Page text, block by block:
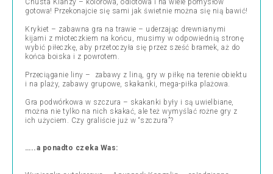
Chusta Klanzy – kolorowa, odlotowa i na wiele pomysłów
gotowa! Przekonajcie się sami jak świetnie można się nią bawić!
Krykiet – zabawna gra na trawie – uderzając drewnianymi
kijami z młoteczkiem na końcu, musimy w odpowiednią stronę
wybić piłeczkę, aby przetoczyła się przez sześć bramek, aż do
końca boiska i z powrotem.
Przeciąganie liny – zabawy z liną, gry w piłkę na terenie obiektu
i na plaży, zabawy grupowe, skakanki, mega-piłka plażowa.
Gra podwórkowa w szczura – skakanki były i są uwielbiane,
można nie tylko na nich skakać, ale też wymyślać rożne gry z
ich użyciem. Czy graliście już w “szczura”?
…..a ponadto czeka Was: